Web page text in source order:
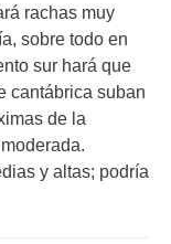
rachas muy
sobre todo en
sur hará que
cantábrica suban
de la
y altas; podría